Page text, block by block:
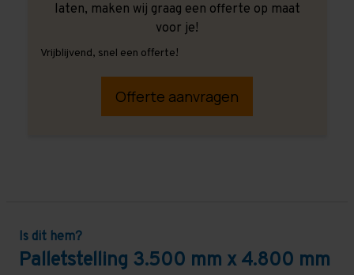
laten, maken wij graag een offerte op maat
voor je!
Vrijblijvend, snel een offerte!
Offerte aanvragen
Is dit hem?
Palletstelling 3.500 mm x 4.800 mm